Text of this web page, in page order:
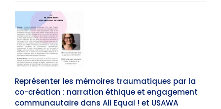
Représenter les mémoires traumatiques par la
co-création : narration éthique et engagement
communautaire dans All Equal ! et USAWA